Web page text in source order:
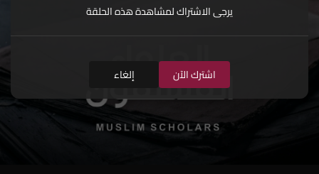
يرجى الاشتراك لمشاهدة هذه الحلقة
اشترك الآن إلغاء